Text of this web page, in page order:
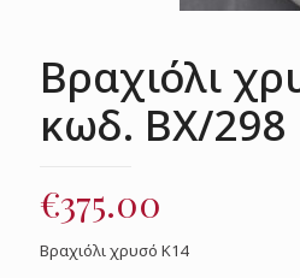
Βραχιόλι
κωδ. ΒΧ/298
€375.00
Βραχιόλι χρυσό Κ14